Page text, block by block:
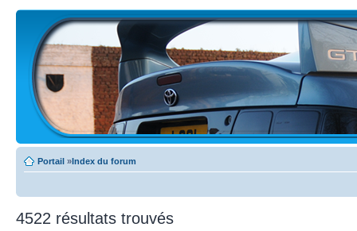
Portail »Index du forum
4522 résultats trouvés